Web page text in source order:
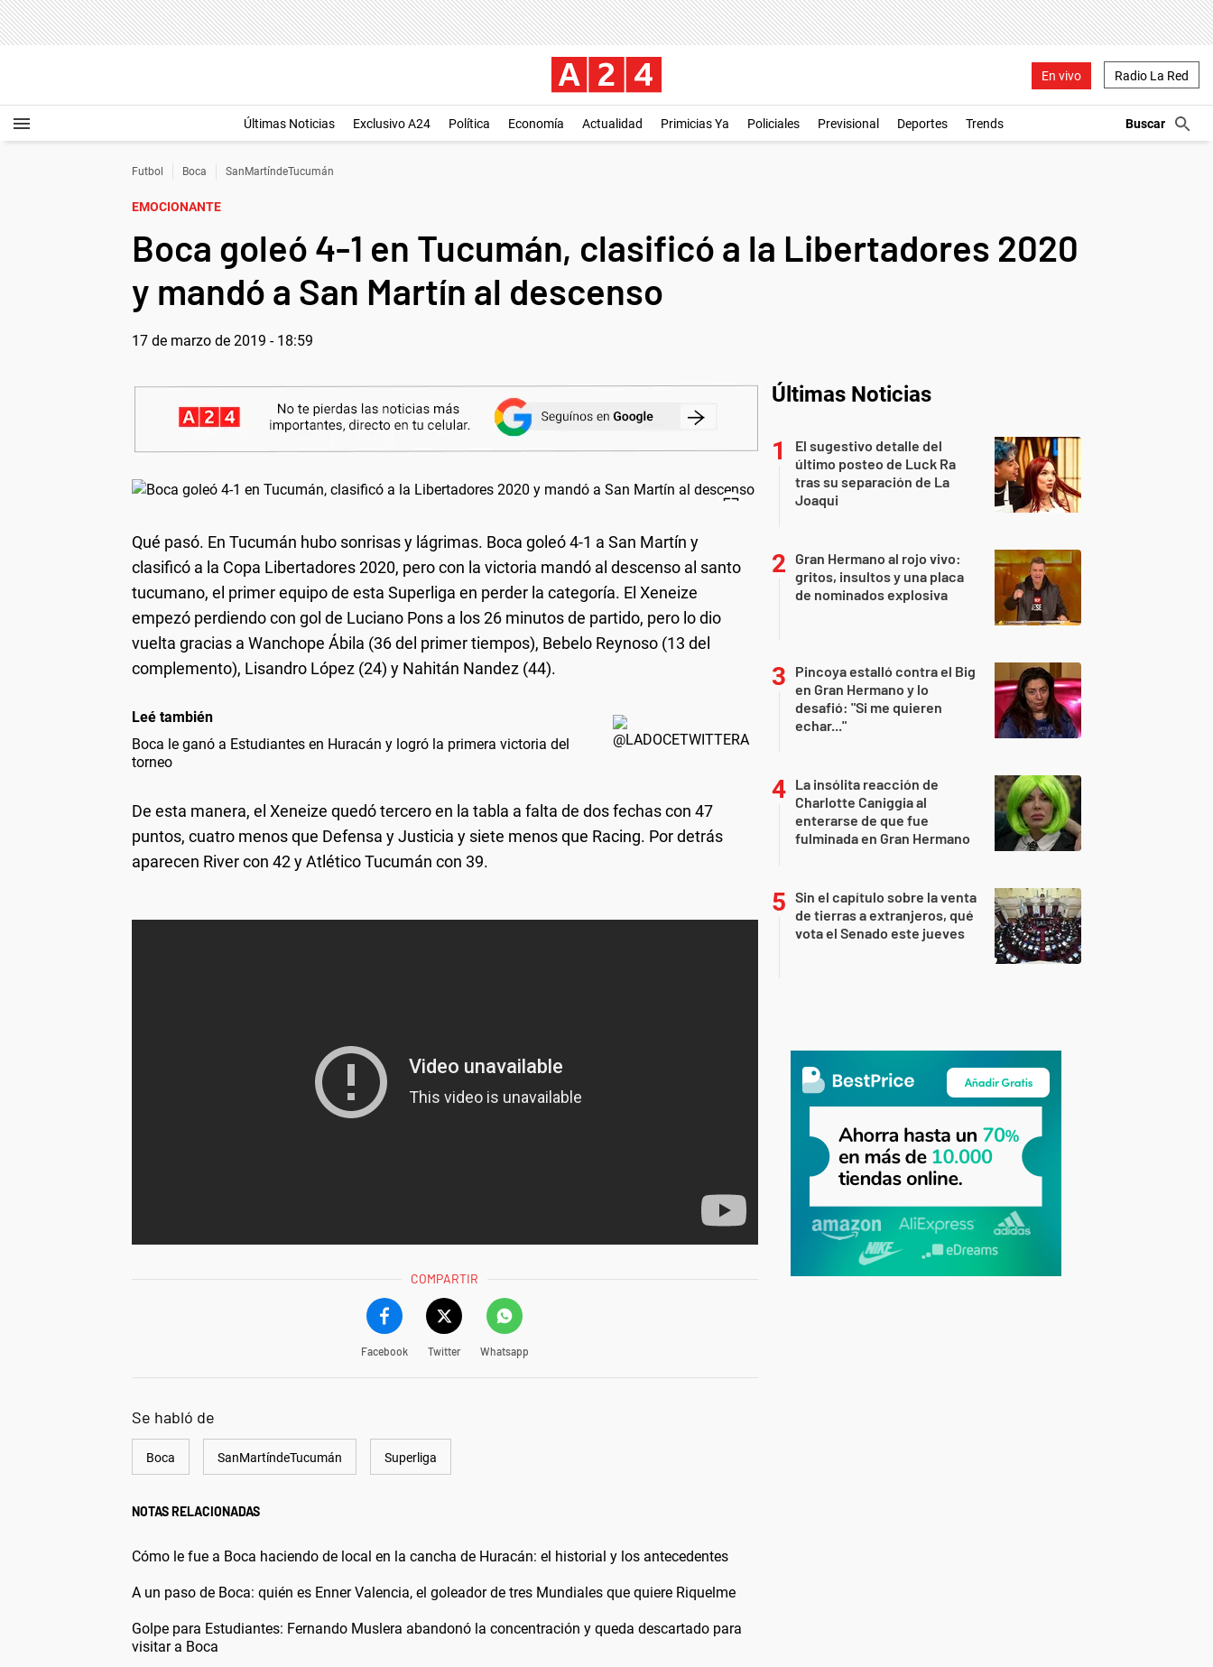
En vivo Radio La Red
Últimas Noticias Exclusivo A24 Política Economía Actualidad Primicias Ya Policiales Previsional Deportes Trends
Futbol Boca SanMartíndeTucumán
EMOCIONANTE
Boca goleó 4-1 en Tucumán, clasificó a la Libertadores 2020
y mandó a San Martín al descenso
17 de marzo de 2019 - 18:59
Qué pasó. En Tucumán hubo sonrisas y lágrimas. Boca goleó 4-1 a San Martín y
clasificó a la Copa Libertadores 2020, pero con la victoria mandó al descenso al santo
tucumano, el primer equipo de esta Superliga en perder la categoría. El Xeneize
empezó perdiendo con gol de Luciano Pons a los 26 minutos de partido, pero lo dio
vuelta gracias a Wanchope Ábila (36 del primer tiempos), Bebelo Reynoso (13 del
complemento), Lisandro López (24) y Nahitán Nandez (44).
Leé también
Boca le ganó a Estudiantes en Huracán y logró la primera victoria del
torneo
De esta manera, el Xeneize quedó tercero en la tabla a falta de dos fechas con 47
puntos, cuatro menos que Defensa y Justicia y siete menos que Racing. Por detrás
aparecen River con 42 y Atlético Tucumán con 39.
COMPARTIR
Facebook Twitter Whatsapp
Se habló de
Boca SanMartíndeTucumán Superliga
NOTAS RELACIONADAS
Cómo le fue a Boca haciendo de local en la cancha de Huracán: el historial y los antecedentes
A un paso de Boca: quién es Enner Valencia, el goleador de tres Mundiales que quiere Riquelme
Golpe para Estudiantes: Fernando Muslera abandonó la concentración y queda descartado para
visitar a Boca
Últimas Noticias
El sugestivo detalle del
último posteo de Luck Ra
tras su separación de La
Joaqui
Gran Hermano al rojo vivo:
gritos, insultos y una placa
de nominados explosiva
Pincoya estalló contra el Big
en Gran Hermano y lo
desafió: "Si me quieren
echar..."
La insólita reacción de
Charlotte Caniggia al
enterarse de que fue
fulminada en Gran Hermano
Sin el capítulo sobre la venta
de tierras a extranjeros, qué
vota el Senado este jueves